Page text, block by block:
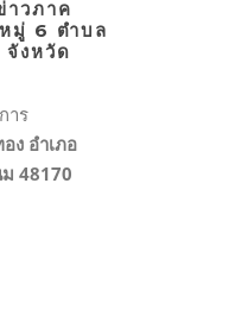
าวภาค
มู่ 6 ตำบล
งหวัด
าร
ง อำเภอ
48170